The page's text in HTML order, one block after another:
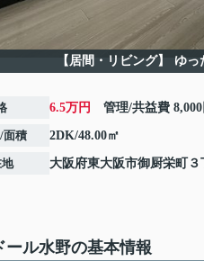
【居間・リビング】 ゆっ
6.5万円 管理/共益費 8,000
面積 2DK/48.00㎡
大阪府東大阪市御厨栄町 ３
ール水野の基本情報